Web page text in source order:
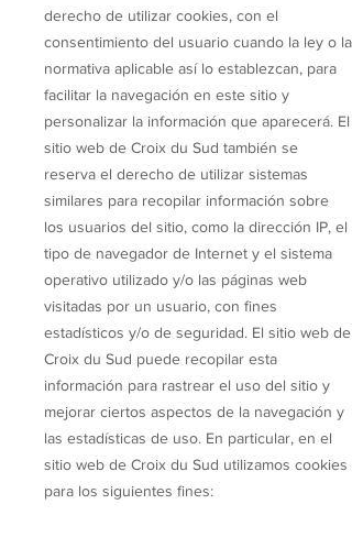
derecho de utilizar cookies, con el
consentimiento del usuario cuando la ley o la
normativa aplicable así lo establezcan, para
facilitar la navegación en este sitio y
personalizar la información que aparecerá. El
sitio web de Croix du Sud también se
reserva el derecho de utilizar sistemas
similares para recopilar información sobre
los usuarios del sitio, como la dirección IP, el
tipo de navegador de Internet y el sistema
operativo utilizado y/o las páginas web
visitadas por un usuario, con fines
estadísticos y/o de seguridad. El sitio web de
Croix du Sud puede recopilar esta
información para rastrear el uso del sitio y
mejorar ciertos aspectos de la navegación y
las estadísticas de uso. En particular, en el
sitio web de Croix du Sud utilizamos cookies
para los siguientes fines: